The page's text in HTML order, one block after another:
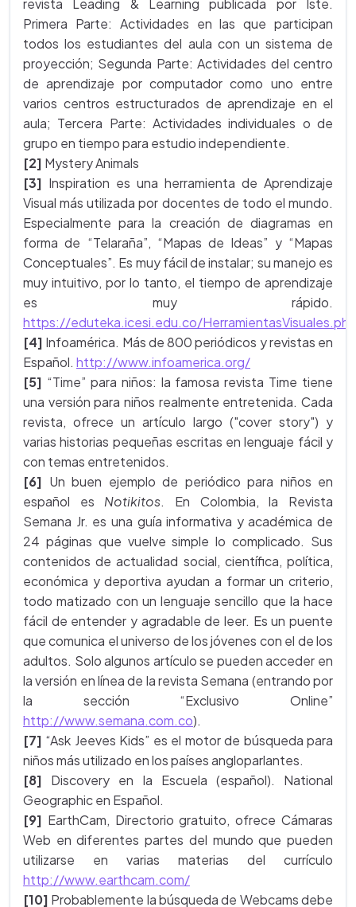
revista Leading & Learning publicada por Iste.
Primera Parte: Actividades en las que participan
todos los estudiantes del aula con un sistema de
proyección; Segunda Parte: Actividades del centro
de aprendizaje por computador como uno entre
varios centros estructurados de aprendizaje en el
aula; Tercera Parte: Actividades individuales o de
grupo en tiempo para estudio independiente.
[2] Mystery Animals
[3] Inspiration es una herramienta de Aprendizaje
Visual más utilizada por docentes de todo el mundo.
Especialmente para la creación de diagramas en
forma de “Telaraña”, “Mapas de Ideas” y “Mapas
Conceptuales”. Es muy fácil de instalar; su manejo es
muy intuitivo, por lo tanto, el tiempo de aprendizaje
es muy rápido.
https://eduteka.icesi.edu.co/HerramientasVisuales.php
[4] Infoamérica. Más de 800 periódicos y revistas en
Español. http://www.infoamerica.org/
[5] “Time” para niños: la famosa revista Time tiene
una versión para niños realmente entretenida. Cada
revista, ofrece un artículo largo ("cover story") y
varias historias pequeñas escritas en lenguaje fácil y
con temas entretenidos.
[6] Un buen ejemplo de periódico para niños en
español es Notikitos. En Colombia, la Revista
Semana Jr. es una guía informativa y académica de
24 páginas que vuelve simple lo complicado. Sus
contenidos de actualidad social, científica, política,
económica y deportiva ayudan a formar un criterio,
todo matizado con un lenguaje sencillo que la hace
fácil de entender y agradable de leer. Es un puente
que comunica el universo de los jóvenes con el de los
adultos. Solo algunos artículo se pueden acceder en
la versión en línea de la revista Semana (entrando por
la sección “Exclusivo Online”
http://www.semana.com.co).
[7] “Ask Jeeves Kids” es el motor de búsqueda para
niños más utilizado en los países angloparlantes.
[8] Discovery en la Escuela (español). National
Geographic en Español.
[9] EarthCam, Directorio gratuito, ofrece Cámaras
Web en diferentes partes del mundo que pueden
utilizarse en varias materias del currículo
http://www.earthcam.com/
[10] Probablemente la búsqueda de Webcams debe